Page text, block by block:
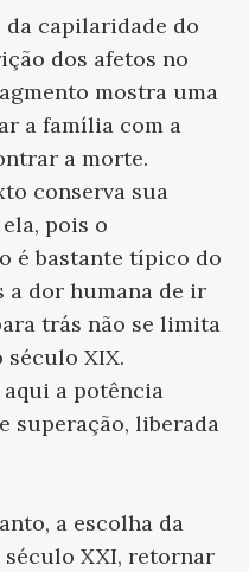
da capilaridade do
dos afetos no
mostra uma
a família com a
a morte.
conserva sua
pois o
é bastante típico do
a dor humana de ir
trás não se limita
século XIX.
a potência
superação, liberada
a escolha da
século XXI, retornar